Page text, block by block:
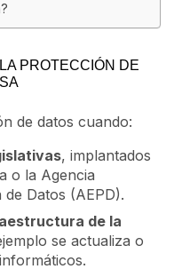
PROTECCIÓN DE
de datos cuando:
, implantados
o la Agencia
Datos (AEPD).
de la
se actualiza o